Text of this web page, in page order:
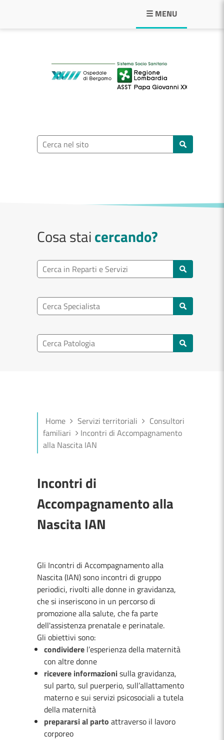
☰ MENU
ASST Papa
Ricerca nel sito
Cosa staicercando?
Ricerca reparto
Ricerca specialisti
Ricerca nel patologia
Home Servizi territoriali
Consultori
familiari
Incontri di Accompagnamento
alla Nascita IAN
Incontri di
Accompagnamento alla
Nascita IAN
Gli Incontri di Accompagnamento alla
Nascita (IAN) sono incontri di gruppo
periodici, rivolti alle donne in gravidanza,
che si inseriscono in un percorso di
promozione alla salute, che fa parte
dell'assistenza prenatale e perinatale.
Gli obiettivi sono:
condividere l’esperienza della maternità
con altre donne
ricevere informazionisulla gravidanza,
sul parto, sul puerperio, sull’allattamento
materno e sui servizi psicosociali a tutela
della maternità
prepararsi al parto attraverso il lavoro
corporeo